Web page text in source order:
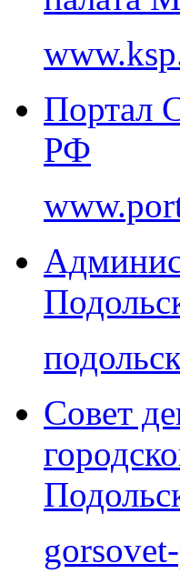
Портал
РФ
Совет